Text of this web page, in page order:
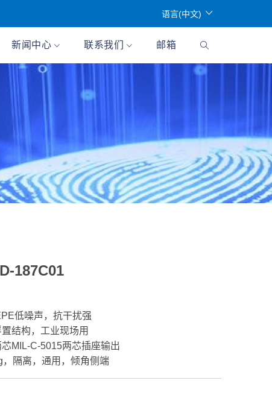
语言(中文)
新闻中心 联系我们 邮箱
187C01
低噪声，抗干扰强
结构，工业现场用
MIL-C-5015两芯插座输出
，隔离，通用，倾角侧端